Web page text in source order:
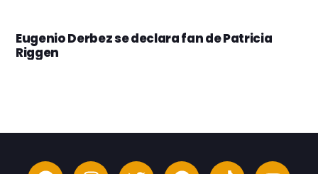
Eugenio Derbez se declara fan de Patricia
Riggen